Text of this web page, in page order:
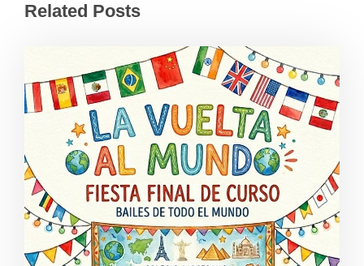
Related Posts